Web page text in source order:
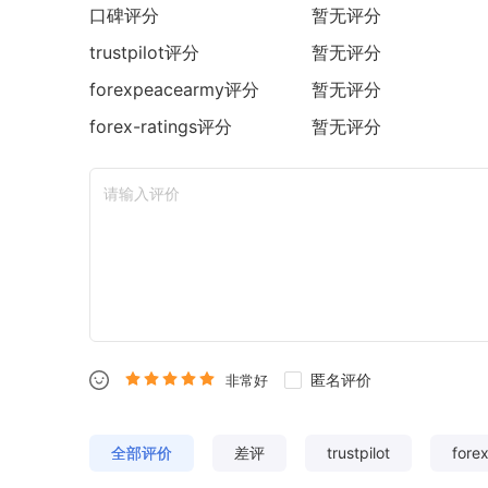
口碑评分
暂无评分
trustpilot评分
暂无评分
forexpeacearmy评分
暂无评分
forex-ratings评分 暂无评分
非常好 匿名评价
全部评价 差评 trustpilot